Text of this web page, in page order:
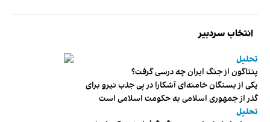
انتخاب سردبیر
تحلیل
پنتاگون از جنگ ایران چه درسی گرفت؟
یکی از بستگان خامنه‌ای آشکارا در پی جذب نیرو برای
گذر از جمهوری اسلامی به حکومت اسلامی است
تحلیل